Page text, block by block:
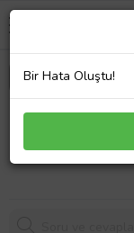
330,00
Bir Hata Oluştu!